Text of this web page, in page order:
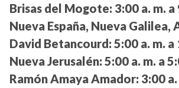
Brisas del Mogote: 3:00 a. m. a
Nueva España, Nueva Galilea,
David Betancourd: 5:00 a. m. a
Nueva Jerusalén: 5:00 a. m. a
Ramón Amaya Amador: 3:00